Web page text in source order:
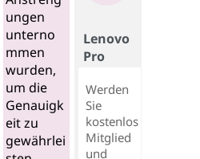
ungen
unterno
mmen
wurden,
um die
Genauigk
eit zu
gewährlei
Lenovo
Pro
Werden
Sie
kostenlos
Mitglied
und